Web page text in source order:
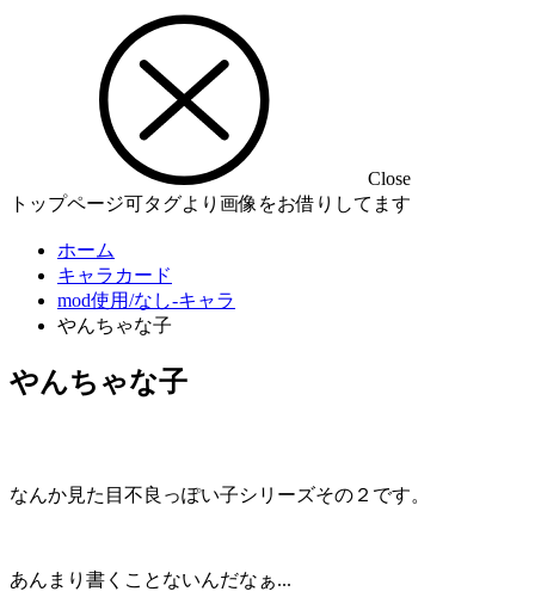
Close
トップページ可タグより画像をお借りしてます
ホーム
キャラカード
mod使用/なし-キャラ
やんちゃな子
やんちゃな子
なんか見た目不良っぽい子シリーズその２です。
あんまり書くことないんだなぁ...